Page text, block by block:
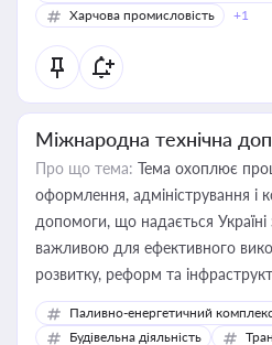
Харчова промисловість
+1
Міжнародна технічна
Про що тема: Тема охоплює
оформлення, адміністрування і
допомоги, що надається Україні
важливою для ефективного
розвитку, реформ та
Паливно-енергетичний
Будівельна діяльність